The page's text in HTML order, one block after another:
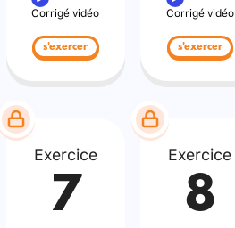
Corrigé vidéo
s'exercer
Corrigé vidéo
s'exercer
Exercice
7
Exercice
8